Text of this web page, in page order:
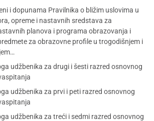
i dopunama Pravilnika o bližim uslovima u
opreme i nastavnih sredstava za
planova i programa obrazovanja i
za obrazovne profile u trogodišnjem i
udžbenika za drugi i šesti razred osnovnog
udžbenika za prvi i peti razred osnovnog
udžbenika za treći i sedmi razred osnovnog